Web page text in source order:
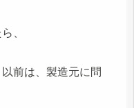
、
前は、製造元に問